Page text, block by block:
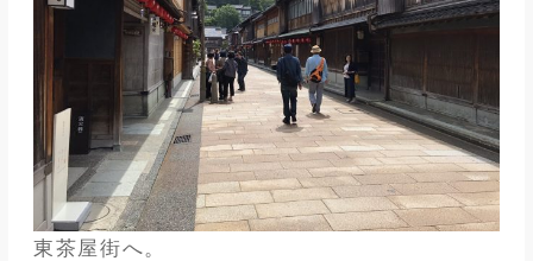
東茶屋街へ。